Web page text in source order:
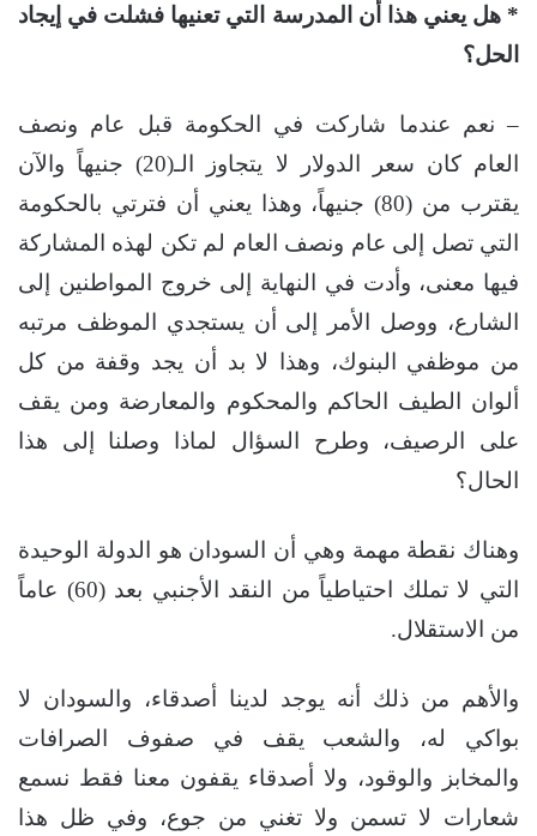
* هل يعني هذا أن المدرسة التي تعنيها فشلت في إيجاد
الحل؟
– نعم عندما شاركت في الحكومة قبل عام ونصف
العام كان سعر الدولار لا يتجاوز الـ(20) جنيهاً والآن
يقترب من (80) جنيهاً، وهذا يعني أن فترتي بالحكومة
التي تصل إلى عام ونصف العام لم تكن لهذه المشاركة
فيها معنى، وأدت في النهاية إلى خروج المواطنين إلى
الشارع، ووصل الأمر إلى أن يستجدي الموظف مرتبه
من موظفي البنوك، وهذا لا بد أن يجد وقفة من كل
ألوان الطيف الحاكم والمحكوم والمعارضة ومن يقف
على الرصيف، وطرح السؤال لماذا وصلنا إلى هذا
الحال؟
وهناك نقطة مهمة وهي أن السودان هو الدولة الوحيدة
التي لا تملك احتياطياً من النقد الأجنبي بعد (60) عاماً
من الاستقلال.
والأهم من ذلك أنه يوجد لدينا أصدقاء، والسودان لا
بواكي له، والشعب يقف في صفوف الصرافات
والمخابز والوقود، ولا أصدقاء يقفون معنا فقط نسمع
شعارات لا تسمن ولا تغني من جوع، وفي ظل هذا